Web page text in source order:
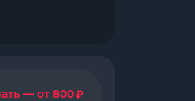
— от 800₽